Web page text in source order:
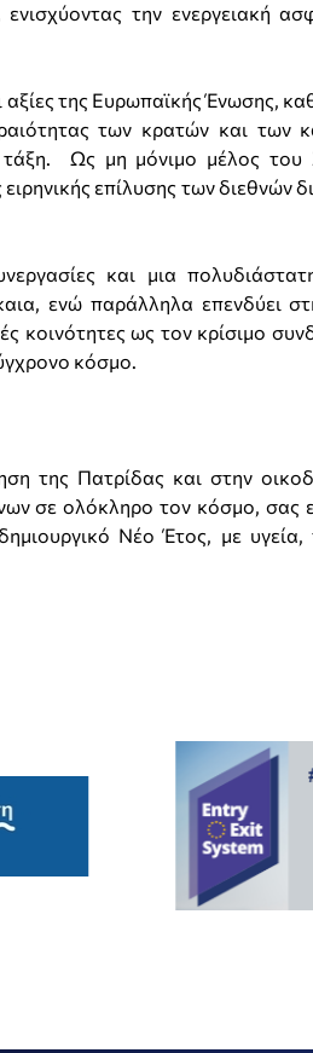
την ενεργειακή
της Ευρωπαϊκής Ένωσης,
των κρατών και των
τάξη. Ως μη μόνιμο μέλος του
επίλυσης των διεθνών
και μια
ενώ παράλληλα επενδύει
κοινότητες ως τον κρίσιμο
κόσμο.
της Πατρίδας και στην
σε ολόκληρο τον κόσμο, σας
Νέο Έτος, με